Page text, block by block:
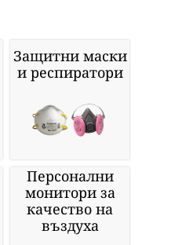
Защитни маски
и респиратори
Персонални
монитори за
качество на
въздуха